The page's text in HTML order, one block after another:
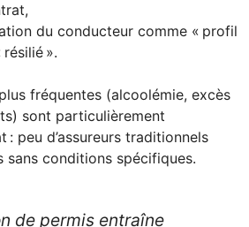
du conducteur comme « profil
».
fréquentes (alcoolémie, excès
sont particulièrement
: peu d’assureurs traditionnels
conditions spécifiques.
de permis entraîne